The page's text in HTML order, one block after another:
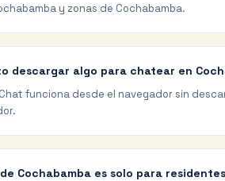
y zonas de Cochabamba.
descargar algo para chatear en
funciona desde el navegador sin
Cochabamba es solo para